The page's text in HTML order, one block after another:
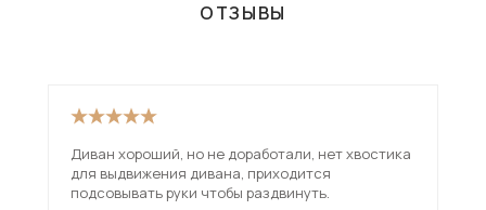
ОТЗЫВЫ
Диван хороший, но не доработали, нет хвостика
для выдвижения дивана, приходится
подсовывать руки чтобы раздвинуть.